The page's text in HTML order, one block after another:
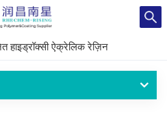
हाइड्रॉक्सी ऐक्रेलिक रेज़िन